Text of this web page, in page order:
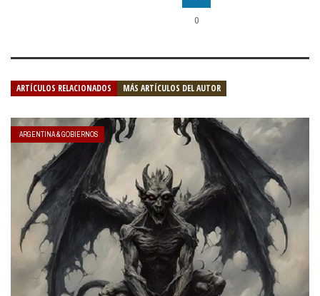
0
ARTÍCULOS RELACIONADOS MÁS ARTÍCULOS DEL AUTOR
ARGENTINA & GOBIERNOS